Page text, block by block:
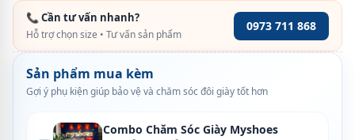
📞 Cần tư vấn nhanh?
Hỗ trợ chọn size • Tư vấn sản phẩm
0973 711 868
Sản phẩm mua kèm
Gợi ý phụ kiện giúp bảo vệ và chăm sóc đôi giày tốt hơn
Combo Chăm Sóc Giày Myshoes